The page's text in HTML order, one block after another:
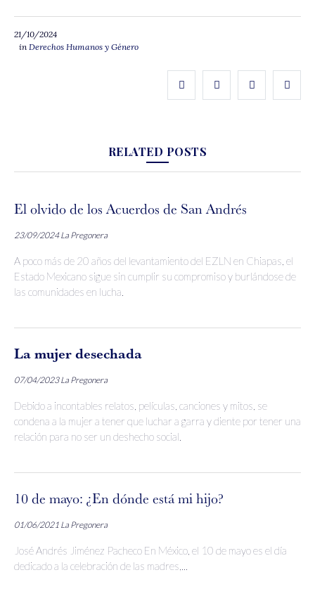
21/10/2024
in Derechos Humanos y Género
RELATED POSTS
El olvido de los Acuerdos de San Andrés
23/09/2024 La Pregonera
A poco más de 20 años del levantamiento del EZLN en Chiapas, el
Estado Mexicano sigue sin cumplir su compromiso y burlándose de
las comunidades en lucha.
La mujer desechada
07/04/2023 La Pregonera
Debido a incontables relatos, películas, canciones y mitos, se
condena a la mujer a tener que luchar a garra y diente por tener una
relación para no ser un deshecho social.
10 de mayo: ¿En dónde está mi hijo?
01/06/2021 La Pregonera
José Andrés Jiménez Pacheco En México, el 10 de mayo es el día
dedicado a la celebración de las madres,...